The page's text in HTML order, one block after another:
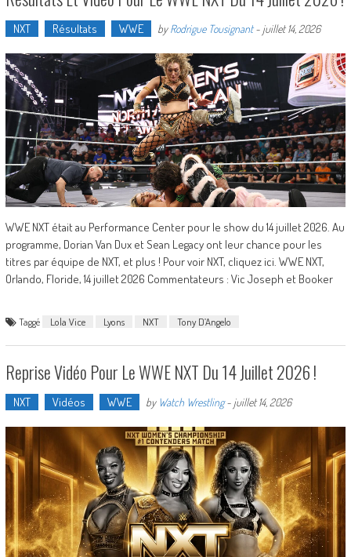
NXT Résultats WWE byRodrigue Tousignant- juillet 14, 2026
WWE NXT était au Performance Center pour le show du 14 juillet 2026. Au
programme, Dorian Van Dux et Sean Legacy ont leur chance pour les
titres par équipe de NXT, et plus ! Pour voir NXT, cliquez ici. WWE NXT,
Orlando, Floride, 14 juillet 2026 Commentateurs : Vic Joseph et Booker
Taggé Lola Vice Lyons NXT Tony D’Angelo
Reprise Vidéo Pour Le WWE NXT Du 14 Juillet 2026 !
NXT Vidéos WWE by Watch Wrestling- juillet 14, 2026